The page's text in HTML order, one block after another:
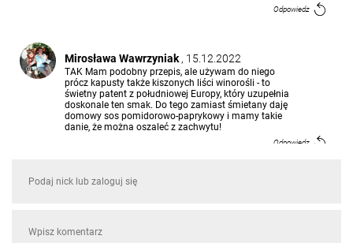
Odpowiedz
Mirosława Wawrzyniak , 15.12.2022
TAK Mam podobny przepis, ale używam do niego
prócz kapusty także kiszonych liści winorośli - to
świetny patent z południowej Europy, który uzupełnia
doskonale ten smak. Do tego zamiast śmietany daję
domowy sos pomidorowo-paprykowy i mamy takie
danie, że można oszaleć z zachwytu!
Odpowiedz